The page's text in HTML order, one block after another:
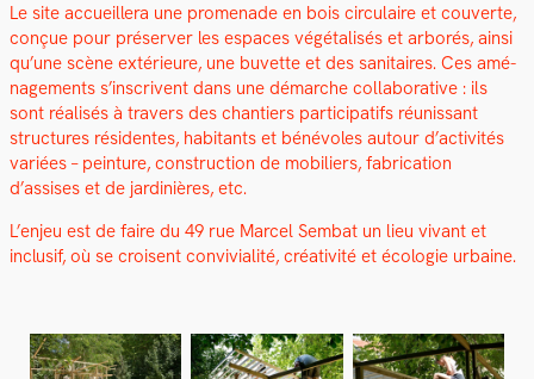
Le site accueillera une prom­e­nade en bois cir­cu­laire et cou­verte,
conçue pour préserv­er les espaces végé­tal­isés et arborés, ain­si
qu’une scène extérieure, une buvette et des san­i­taires. Ces amé­
nage­ments s’inscrivent dans une démarche col­lab­o­ra­tive : ils
sont réal­isés à tra­vers des chantiers par­tic­i­pat­ifs réu­nis­sant
struc­tures rési­dentes, habi­tants et bénév­oles autour d’activités
var­iées – pein­ture, con­struc­tion de mobiliers, fab­ri­ca­tion
d’assises et de jar­dinières, etc.
L’enjeu est de faire du 49 rue Mar­cel Sem­bat un lieu vivant et
inclusif, où se croisent con­vivi­al­ité, créa­tiv­ité et écolo­gie urbaine.